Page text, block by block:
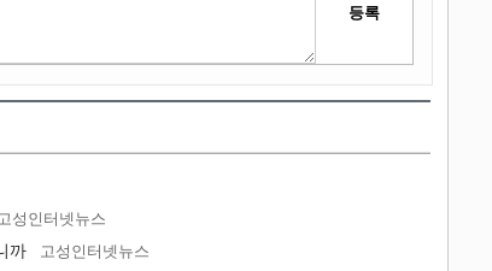
성인터넷뉴스
까
고성인터넷뉴스